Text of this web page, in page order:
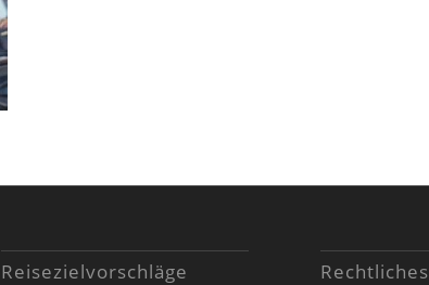
Reisezielvorschläge Rechtliches